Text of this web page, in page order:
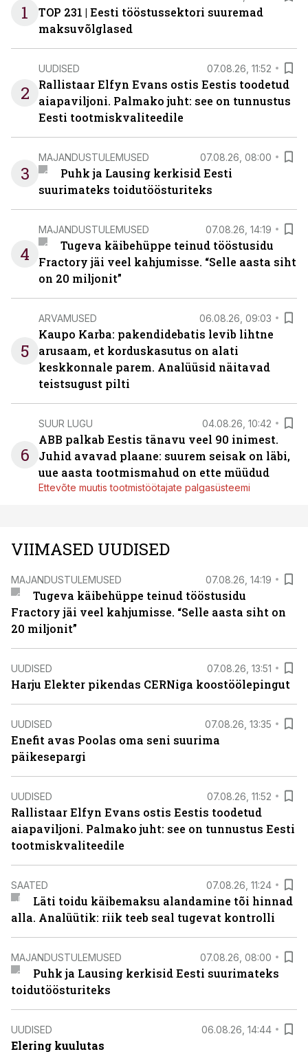
1
TOP 231 | Eesti tööstussektori suuremad
maksuvõlglased
2
UUDISED 07.08.26, 11:52
Rallistaar Elfyn Evans ostis Eestis toodetud
aiapaviljoni. Palmako juht: see on tunnustus
Eesti tootmiskvaliteedile
3
MAJANDUSTULEMUSED 07.08.26, 08:00
Puhk ja Lausing kerkisid Eesti
suurimateks toidutöösturiteks
4
MAJANDUSTULEMUSED 07.08.26, 14:19
Tugeva käibehüppe teinud tööstusidu
Fractory jäi veel kahjumisse. “Selle aasta siht
on 20 miljonit”
5
ARVAMUSED 06.08.26, 09:03
Kaupo Karba: pakendidebatis levib lihtne
arusaam, et korduskasutus on alati
keskkonnale parem. Analüüsid näitavad
teistsugust pilti
6
SUUR LUGU 04.08.26, 10:42
ABB palkab Eestis tänavu veel 90 inimest.
Juhid avavad plaane: suurem seisak on läbi,
uue aasta tootmismahud on ette müüdud
Ettevõte muutis tootmistöötajate palgasüsteemi
VIIMASED UUDISED
MAJANDUSTULEMUSED 07.08.26, 14:19
Tugeva käibehüppe teinud tööstusidu
Fractory jäi veel kahjumisse. “Selle aasta siht on
20 miljonit”
UUDISED 07.08.26, 13:51
Harju Elekter pikendas CERNiga koostöölepingut
UUDISED 07.08.26, 13:35
Enefit avas Poolas oma seni suurima
päikesepargi
UUDISED 07.08.26, 11:52
Rallistaar Elfyn Evans ostis Eestis toodetud
aiapaviljoni. Palmako juht: see on tunnustus Eesti
tootmiskvaliteedile
SAATED 07.08.26, 11:24
Läti toidu käibemaksu alandamine tõi hinnad
alla. Analüütik: riik teeb seal tugevat kontrolli
MAJANDUSTULEMUSED 07.08.26, 08:00
Puhk ja Lausing kerkisid Eesti suurimateks
toidutöösturiteks
UUDISED 06.08.26, 14:44
Elering kuulutas